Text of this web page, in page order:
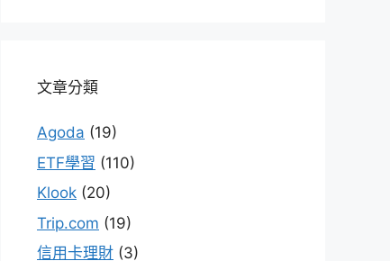
文章分類
Agoda (19)
ETF學習 (110)
Klook (20)
Trip.com (19)
信用卡理財 (3)